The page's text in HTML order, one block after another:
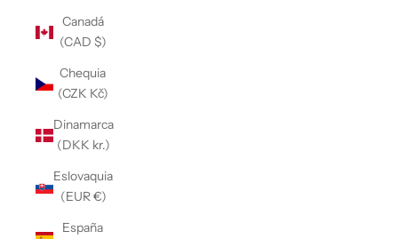
Canadá
(CAD $)
Chequia
(CZK Kč)
Dinamarca
(DKK kr.)
Eslovaquia
(EUR €)
España